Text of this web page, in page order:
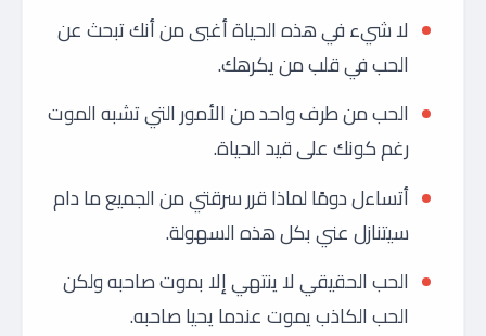
لا شيء في هذه الحياة أغبى من أنك تبحث عن
الحب في قلب من يكرهك.
الحب من طرف واحد من الأمور التي تشبه الموت
رغم كونك على قيد الحياة.
أتساءل دومًا لماذا قرر سرقتي من الجميع ما دام
سيتنازل عني بكل هذه السهولة.
الحب الحقيقي لا ينتهي إلا بموت صاحبه ولكن
الحب الكاذب يموت عندما يحيا صاحبه.